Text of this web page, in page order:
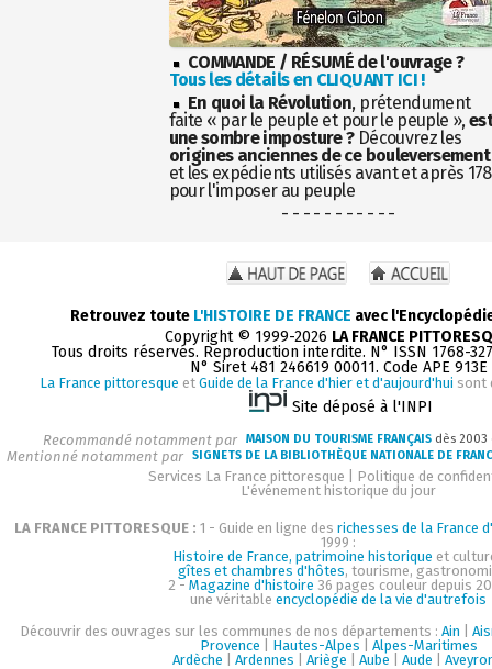
COMMANDE / RÉSUMÉ de l'ouvrage ?
Tous les détails en CLIQUANT ICI !
En quoi la Révolution, prétendument
faite « par le peuple et pour le peuple »,
une sombre imposture ?Découvrez les
origines anciennes de ce bouleversement
et les expédients utilisés avant et après
pour l'imposer au peuple
- - - - - - - - - - -
Retrouvez toute L'HISTOIRE DE FRANCE avec
Copyright © 1999-2026 LA FRANCE
Tous droits réservés. Reproduction interdite. N° ISSN 1768-
N° Siret 481 246619 00011. Code APE 913E
La France pittoresque et Guide de la France d'hier et d'aujourd'hui sont
Site déposé à l'INPI
Recommandé notamment par MAISON DU TOURISME FRANÇAIS dès
Mentionné notamment par SIGNETS DE LA BIBLIOTHÈQUE NATIONALE DE
Services La France pittoresque
Politique de
L'événement historique du jour
LA FRANCE PITTORESQUE : 1 - Guide en ligne des richesses de la France
1999 :
Histoire de France, patrimoine historique et
gîtes et chambres d'hôtes, tourisme,
2 - Magazine d'histoire 36 pages couleur depuis
une véritable encyclopédie de la vie d'autrefois
Découvrir des ouvrages sur les communes de nos départements : Ain
Provence
Hautes-Alpes
Alpes-Maritimes
Ardèche
Ardennes Ariège Aube Aude